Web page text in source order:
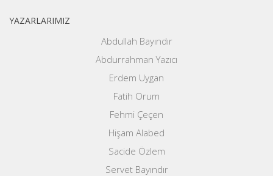
YAZARLARIMIZ
Abdullah Bayındır
Abdurrahman Yazıcı
Erdem Uygan
Fatih Orum
Fehmi Çeçen
Hişam Alabed
Sacide Özlem
Servet Bayındır